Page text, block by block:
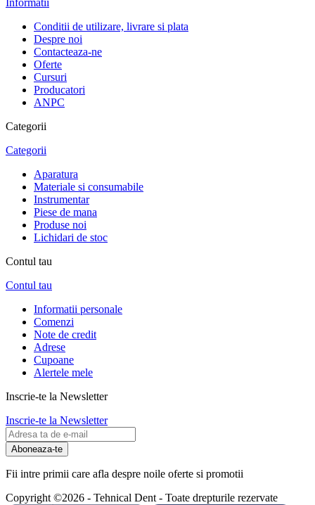
Informatii
Conditii de utilizare, livrare si plata
Despre noi
Contacteaza-ne
Oferte
Cursuri
Producatori
ANPC
Categorii
Categorii
Aparatura
Materiale si consumabile
Instrumentar
Piese de mana
Produse noi
Lichidari de stoc
Contul tau
Contul tau
Informatii personale
Comenzi
Note de credit
Adrese
Cupoane
Alertele mele
Inscrie-te la Newsletter
Inscrie-te la Newsletter
Aboneaza-te
Fii intre primii care afla despre noile oferte si promotii
Copyright ©2026 - Tehnical Dent - Toate drepturile rezervate